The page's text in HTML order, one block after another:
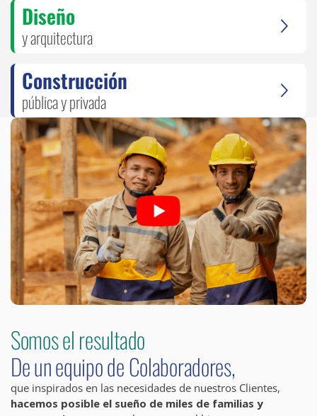
Diseño
y arquitectura
Construcción
pública y privada
Somos el resultado
De un equipo de Colaboradores,
que inspirados en las necesidades de nuestros Clientes,
hacemos posible el sueño de miles de familias y